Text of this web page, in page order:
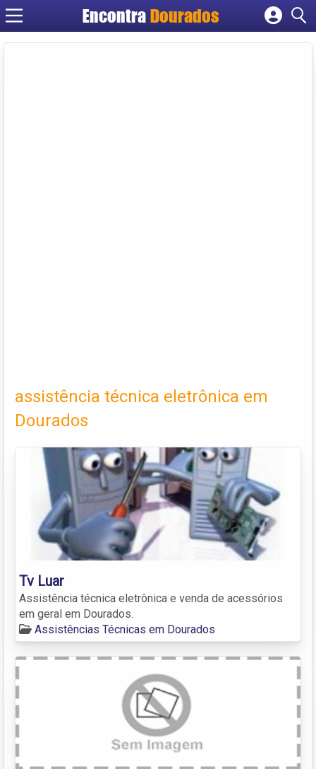
EncontraDourados
Cadastrar empresa
assistência técnica eletrônica em
Dourados
Tv Luar
Assistência técnica eletrônica e venda de acessórios
em geral em Dourados.
Assistências Técnicas em Dourados